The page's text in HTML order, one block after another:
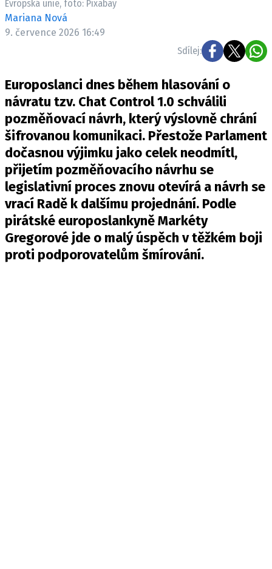
Evropská unie, foto: Pixabay
Mariana Nová
9. července 2026 16:49
Sdílej:
Europoslanci dnes během hlasování o
návratu tzv. Chat Control 1.0 schválili
pozměňovací návrh, který výslovně chrání
šifrovanou komunikaci. Přestože Parlament
dočasnou výjimku jako celek neodmítl,
přijetím pozměňovacího návrhu se
legislativní proces znovu otevírá a návrh se
vrací Radě k dalšímu projednání. Podle
pirátské europoslankyně Markéty
Gregorové jde o malý úspěch v těžkém boji
proti podporovatelům šmírování.